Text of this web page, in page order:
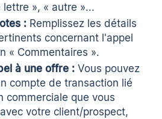
lettre », « autre »...
: Remplissez les détails
concernant l'appel
« Commentaires ».
à une offre : Vous pouvez
compte de transaction lié
commerciale que vous
votre client/prospect,